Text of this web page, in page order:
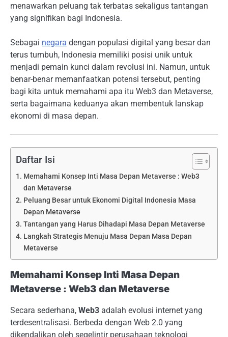
menawarkan peluang tak terbatas sekaligus tantangan
yang signifikan bagi Indonesia.
Sebagai negara dengan populasi digital yang besar dan
terus tumbuh, Indonesia memiliki posisi unik untuk
menjadi pemain kunci dalam revolusi ini. Namun, untuk
benar-benar memanfaatkan potensi tersebut, penting
bagi kita untuk memahami apa itu Web3 dan Metaverse,
serta bagaimana keduanya akan membentuk lanskap
ekonomi di masa depan.
Daftar Isi
Memahami Konsep Inti Masa Depan Metaverse : Web3
dan Metaverse
Peluang Besar untuk Ekonomi Digital Indonesia Masa
Depan Metaverse
Tantangan yang Harus Dihadapi Masa Depan Metaverse
Langkah Strategis Menuju Masa Depan Masa Depan
Metaverse
Memahami Konsep Inti Masa Depan
Metaverse : Web3 dan Metaverse
Secara sederhana, Web3 adalah evolusi internet yang
terdesentralisasi. Berbeda dengan Web 2.0 yang
dikendalikan oleh segelintir perusahaan teknologi